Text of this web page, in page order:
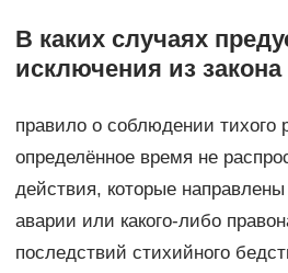
В каких случаях
исключения из
правило о соблюдении тихого
определённое время не
действия, которые
аварии или какого-либо
последствий стихийного